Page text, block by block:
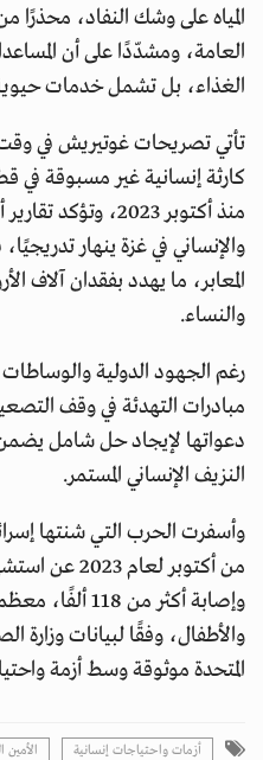
المياه على وشك النفاد، محذرًا
العامة، ومشدّدًا على أن
الغذاء، بل تشمل خدمات
تأتي تصريحات غوتيريش في
كارثة إنسانية غير مسبوقة في
منذ أكتوبر 2023،
والإنساني في غزة ينهار
المعابر، ما يهدد بفقدان آلاف
والنساء.
رغم الجهود الدولية
مبادرات التهدئة في وقف
دعواتها لإيجاد حل شامل
النزيف الإنساني المستمر.
وأسفرت الحرب التي شنتها
وإصابة أكثر من
والأطفال، وفقًا لبيانات وزارة
المتحدة موثوقة وسط أزمة
أزمات واحتياجات إنسانية الأمين